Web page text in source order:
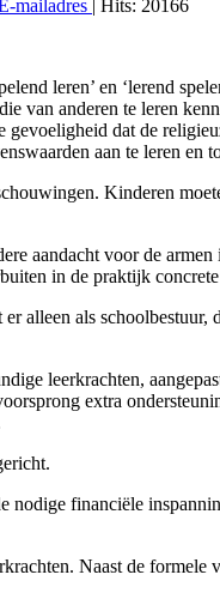
mailadres | Hits: 20166
leren’ en ‘lerend
van anderen te leren
dat de
aan te leren en
Kinderen
aandacht voor de armen
in de praktijk
alleen als schoolbestuur,
leerkrachten,
extra
financiële
Naast de